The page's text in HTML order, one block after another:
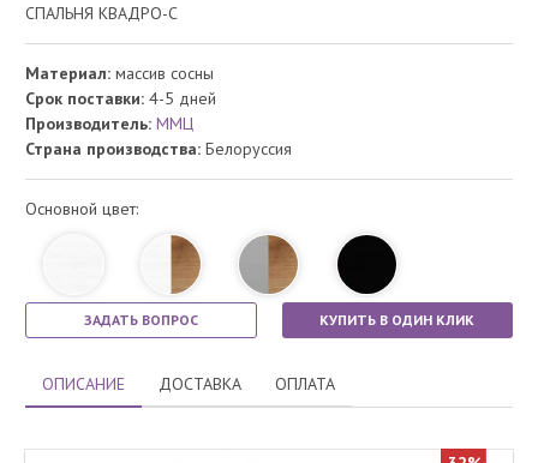
СПАЛЬНЯ КВАДРО-С
Материал: массив сосны
Срок поставки: 4-5 дней
Производитель: ММЦ
Страна производства: Белоруссия
Основной цвет:
ЗАДАТЬ ВОПРОС КУПИТЬ В ОДИН КЛИК
ОПИСАНИЕ ДОСТАВКА ОПЛАТА